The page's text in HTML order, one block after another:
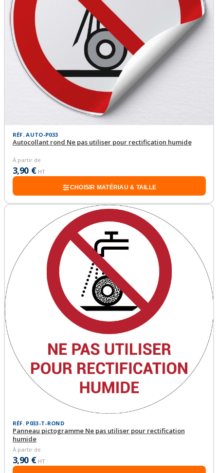
RÉF. AUTO-P033
Autocollant rond Ne pas utiliser pour rectification humide
À partir de
3,90 € HT
CHOISIR MATÉRIAU & TAILLE
RÉF. P033-T-ROND
Panneau pictogramme Ne pas utiliser pour rectification
humide
À partir de
3,90 € HT